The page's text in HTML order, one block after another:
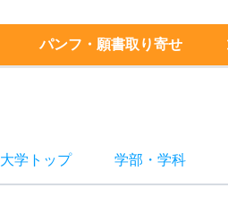
パンフ・願書取り寄せ
大学トップ 学部 ・ 学科